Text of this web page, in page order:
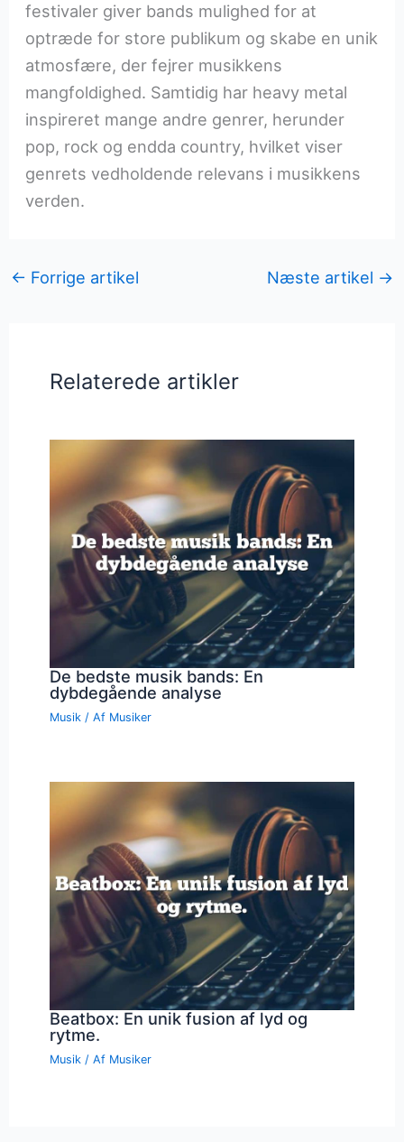
festivaler giver bands mulighed for at
optræde for store publikum og skabe en unik
atmosfære, der fejrer musikkens
mangfoldighed. Samtidig har heavy metal
inspireret mange andre genrer, herunder
pop, rock og endda country, hvilket viser
genrets vedholdende relevans i musikkens
verden.
← Forrige artikel Næste artikel →
Relaterede artikler
De bedste musik bands: En
dybdegående analyse
Musik / Af Musiker
Beatbox: En unik fusion af lyd og
rytme.
Musik / Af Musiker